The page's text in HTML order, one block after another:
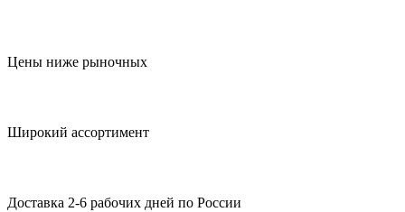
Цены ниже рыночных
Широкий ассортимент
Доставка 2-6 рабочих дней по России